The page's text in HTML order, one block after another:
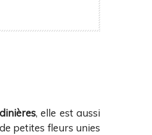
, elle est aussi
petites fleurs unies